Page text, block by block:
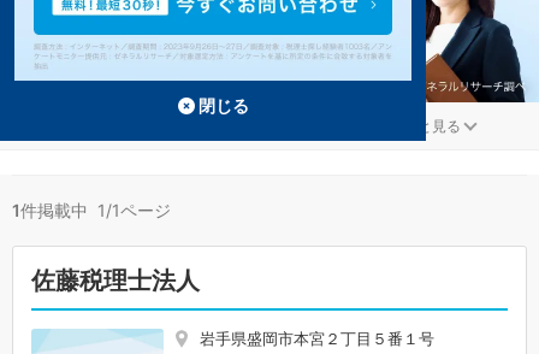
もっと見る
1件掲載中 1/1ページ
佐藤税理士法人
岩手県盛岡市本宮２丁目５番１号
閉じる